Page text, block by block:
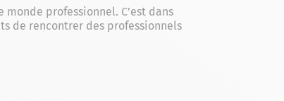
professionnel. C’est dans
de rencontrer des professionnels